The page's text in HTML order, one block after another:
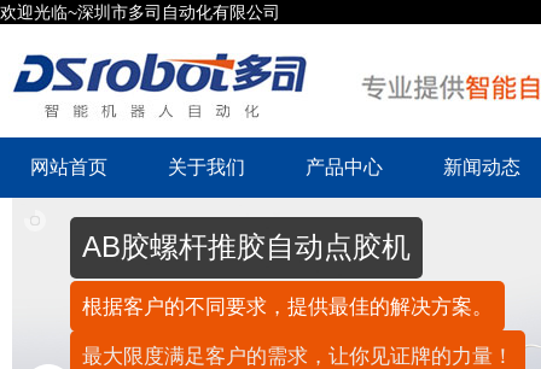
欢迎光临~深圳市多司自动化有限公司
网站首页 关于我们 产品中心 新闻动态
AB胶螺杆推胶自动点胶机
根据客户的不同要求，提供最佳的解决方案。
最大限度满足客户的需求，让你见证牌的力量！